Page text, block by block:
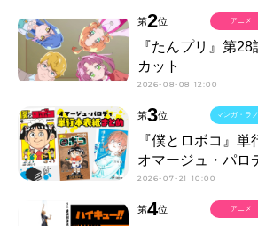
第2位
『たんプリ』第
カット
2026-08-08 12:00
アニメ
第3位
『僕とロボコ』単
オマージュ・パロ
2026-07-21 10:00
マンガ・ラ
第4位 アニメ